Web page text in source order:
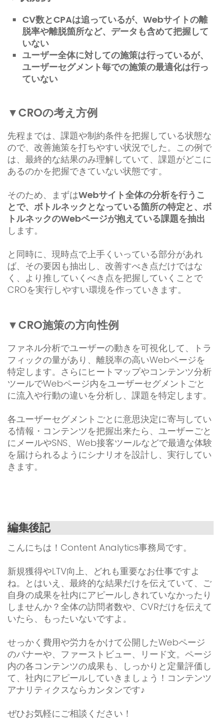
CV数とCPAは追っているが、Webサイトの離
脱率や離脱箇所など、データも含めて把握して
いない
ユーザー全体に対しての施策は行っているが、
ユーザーセグメント毎での施策の最適化は行っ
ていない
▼CROの考え方例
先程までは、課題や制約条件を把握している状態な
ので、改善施策を打ちやすい状況でした。この例で
は、最終的な結果のみ理解していて、課題がどこに
あるのかを把握できていない状態です。
そのため、まずはWebサイト全体の分析を行うこ
とで、ボトルネックとなっている箇所の特定と、ボ
トルネックのWebページが抱えている課題を抽出
します。
と同時に、現時点で上手くいっている部分があれ
ば、その要因も抽出し、改善すべき点だけではな
く、より推していくべき点を把握していくことで
CROを実行しやすい環境を作っていきます。
▼CRO施策の方向性例
ファネル分析でユーザーの動きを可視化して、トラ
フィックの量があり、離脱率の高いWebページを
特定します。さらにヒートマップやコンテンツ分析
ツールでWebページ内をユーザーセグメントごと
に流入や行動の違いを分析し、課題を特定します。
各ユーザーセグメントごとに意思決定に寄与してい
る情報・コンテンツを把握出来たら、ユーザーごと
にメールやSNS、Web接客ツールなどで最適な体験
を届けられるようにシナリオを設計し、実行してい
きます。
編集後記
こんにちは！Content Analytics事務局です。
新規獲得やLTV向上、どれも重要なお仕事ですよ
ね。とはいえ、最終的な結果だけを伝えていて、ご
自身の成果を社内にアピールしきれていなかったり
しませんか？全体の訪問者数や、CVRだけを伝えて
いたら、もったいないですよ。
せっかく費用や労力をかけて公開したWebページ
のバナーや、ファーストビュー、リード文。ページ
内の各コンテンツの成果も、しっかりと定量評価し
て、社内にアピールしていきましょう！コンテンツ
アナリティクスならカンタンです♪
ぜひお気軽にご相談ください！